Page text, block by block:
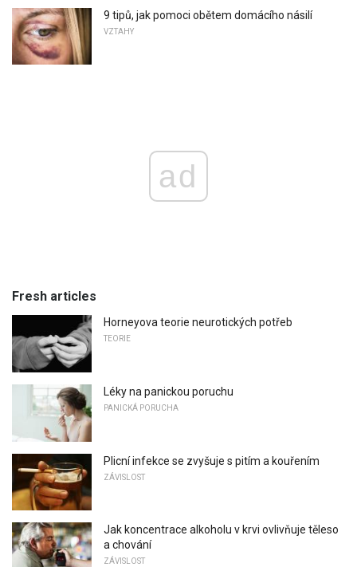
9 tipů, jak pomoci obětem domácího násilí
VZTAHY
ad
Fresh articles
Horneyova teorie neurotických potřeb
TEORIE
Léky na panickou poruchu
PANICKÁ PORUCHA
Plicní infekce se zvyšuje s pitím a kouřením
ZÁVISLOST
Jak koncentrace alkoholu v krvi ovlivňuje těleso
a chování
ZÁVISLOST